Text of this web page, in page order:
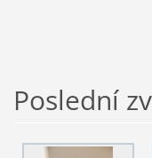
Poslední